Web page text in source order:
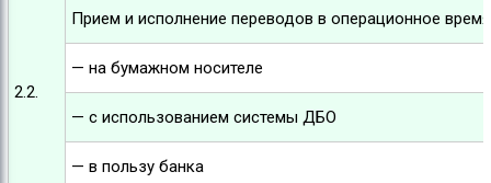
2.2.
Прием и исполнение переводов в операционное
— на бумажном носителе
— с использованием системы ДБО
— в пользу банка